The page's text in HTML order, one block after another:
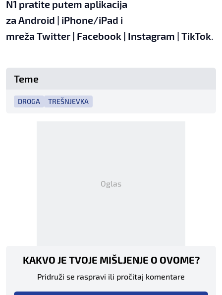
N1 pratite putem aplikacija
za Android | iPhone/iPad i
mreža Twitter | Facebook | Instagram | TikTok.
Teme
DROGA TREŠNJEVKA
Oglas
KAKVO JE TVOJE MIŠLJENJE O OVOME?
Pridruži se raspravi ili pročitaj komentare